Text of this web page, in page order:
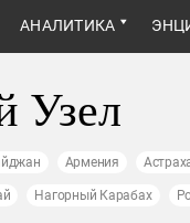
АНАЛИТИКА
Узел
Армения
Нагорный Карабах